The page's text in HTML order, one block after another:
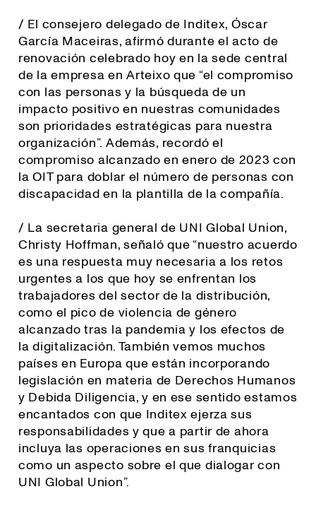
/ El consejero delegado de Inditex, Óscar
García Maceiras, afirmó durante el acto de
renovación celebrado hoy en la sede central
de la empresa en Arteixo que “el compromiso
con las personas y la búsqueda de un
impacto positivo en nuestras comunidades
son prioridades estratégicas para nuestra
organización”. Además, recordó el
compromiso alcanzado en enero de 2023 con
la OIT para doblar el número de personas con
discapacidad en la plantilla de la compañía.
/ La secretaria general de UNI Global Union,
Christy Hoffman, señaló que “nuestro acuerdo
es una respuesta muy necesaria a los retos
urgentes a los que hoy se enfrentan los
trabajadores del sector de la distribución,
como el pico de violencia de género
alcanzado tras la pandemia y los efectos de
la digitalización. También vemos muchos
países en Europa que están incorporando
legislación en materia de Derechos Humanos
y Debida Diligencia, y en ese sentido estamos
encantados con que Inditex ejerza sus
responsabilidades y que a partir de ahora
incluya las operaciones en sus franquicias
como un aspecto sobre el que dialogar con
UNI Global Union”.